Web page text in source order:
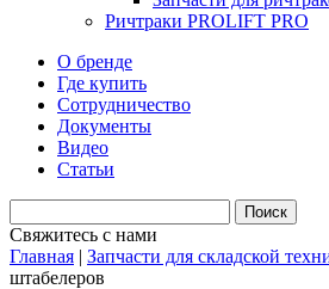
Ричтраки PROLIFT PRO
О бренде
Где купить
Сотрудничество
Документы
Видео
Статьи
Свяжитесь с нами
Главная | Запчасти для складской
штабелеров